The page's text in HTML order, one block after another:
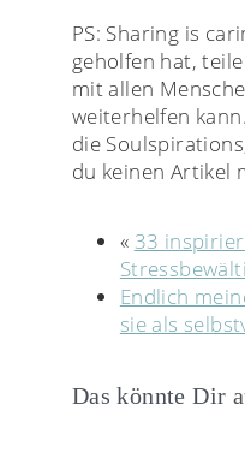
PS: Sharing is
geholfen hat,
mit allen
weiterhelfen
die
du keinen Artikel
« 33
Endlich
sie als
Das könnte Dir